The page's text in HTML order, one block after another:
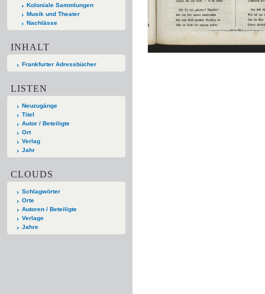
Koloniale Sammlungen
Musik und Theater
Nachlässe
INHALT
Frankfurter Adressbücher
LISTEN
Neuzugänge
Titel
Autor / Beteiligte
Ort
Verlag
Jahr
CLOUDS
Schlagwörter
Orte
Autoren / Beteiligte
Verlage
Jahre